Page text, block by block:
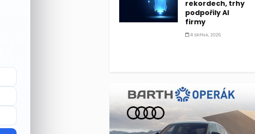
rekordech, trhy
podpořily AI
firmy
4 SRPNA, 2026